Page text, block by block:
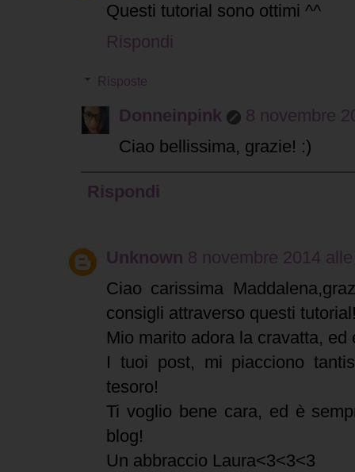
Questi tutorial sono ottimi ^^
Rispondi
Risposte
Donneinpink
8 novembre
Ciao bellissima, grazie! :)
Rispondi
Unknown 8 novembre 2014
Ciao carissima
consigli attraverso questi
Mio marito adora la cravatta,
I tuoi post, mi piacciono
tesoro!
Ti voglio bene cara, ed è
blog!
Un abbraccio Laura<3<3<3